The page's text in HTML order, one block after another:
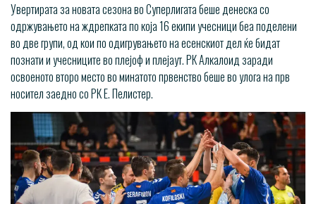
Увертирата за новата сезона во Суперлигата беше денеска со
одржувањето на ждрепката по која 16 екипи учесници беа поделени
во две групи, од кои по одигрувањето на есенскиот дел ќе бидат
познати и учесниците во плејоф и плејаут. РК Алкалоид заради
освоеното второ место во минатото првенство беше во улога на прв
носител заедно со РК Е. Пелистер.